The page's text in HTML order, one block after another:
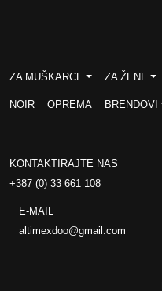
ZA MUŠKARCE ZA ŽENE
NOIR OPREMA BRENDOVI
KONTAKTIRAJTE NAS
+387 (0) 33 661 108
E-MAIL
altimexdoo@gmail.com